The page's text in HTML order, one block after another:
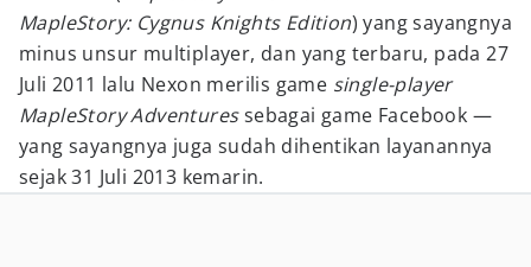
MapleStory: Cygnus Knights Edition) yang sayangnya
minus unsur multiplayer, dan yang terbaru, pada 27
Juli 2011 lalu Nexon merilis game single-player
MapleStory Adventuressebagai game Facebook —
yang sayangnya juga sudah dihentikan layanannya
sejak 31 Juli 2013 kemarin.